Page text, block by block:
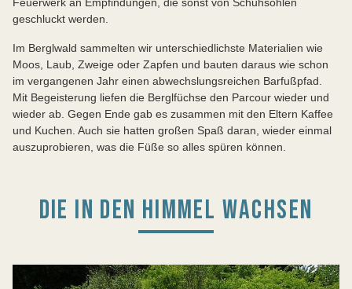
geschluckt werden.
Im Berglwald sammelten wir unterschiedlichste Materialien wie
Moos, Laub, Zweige oder Zapfen und bauten daraus wie schon
im vergangenen Jahr einen abwechslungsreichen Barfußpfad.
Mit Begeisterung liefen die Berglfüchse den Parcour wieder und
wieder ab. Gegen Ende gab es zusammen mit den Eltern Kaffee
und Kuchen. Auch sie hatten großen Spaß daran, wieder einmal
auszuprobieren, was die Füße so alles spüren können.
DIE IN DEN HIMMEL WACHSEN